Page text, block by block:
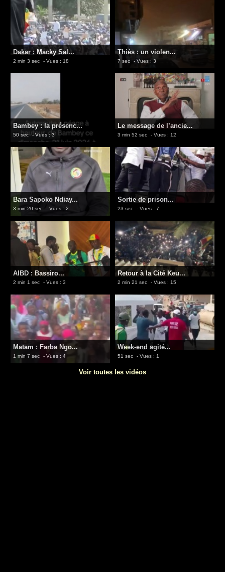
Dakar : Macky Sal...
2 min 3 sec - Vues : 18
​Thiès : un violen...
7 sec - Vues : 3
Bambey : la présenc...
50 sec - Vues : 3
Le message de l’ancie...
3 min 52 sec - Vues : 12
Bara Sapoko Ndiay...
3 min 20 sec - Vues : 2
Sortie de prison...
23 sec - Vues : 7
AIBD : Bassiro...
2 min 1 sec - Vues : 3
Retour à la Cité Keu...
2 min 21 sec - Vues : 15
Matam : Farba Ngo...
1 min 7 sec - Vues : 4
Week-end agité...
51 sec - Vues : 1
Voir toutes les vidéos